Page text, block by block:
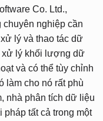
Co. Ltd.,
nghiệp cần
lý và thao tác dữ
xử lý khối lượng dữ
và có thể tùy chỉnh
làm cho nó rất phù
nhà phân tích dữ liệu
pháp tất cả trong một